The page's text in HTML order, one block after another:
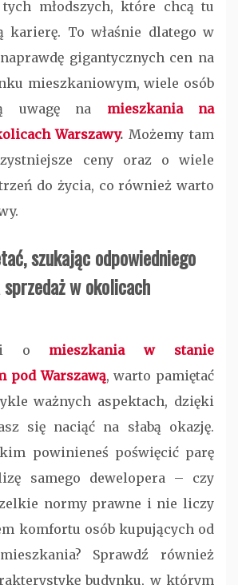
tych młodszych, które chcą tu
karierę. To właśnie dlatego w
gigantycznych cen na
mieszkaniowym, wiele osób
uwagę na
mieszkania na
Warszawy. Możemy tam
ceny oraz o wiele
do życia, co również warto
szukając odpowiedniego
w okolicach
o mieszkania w stanie
pod Warszawą, warto pamiętać
ważnych aspektach, dzięki
się naciąć na słabą okazję.
powinieneś poświęcić parę
samego dewelopera – czy
normy prawne i nie liczy
komfortu osób kupujących od
Sprawdź również
budynku, w którym